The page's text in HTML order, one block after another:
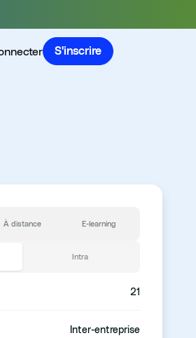
S'inscrire
À distance E-learning
Intra
21
Inter-entreprise